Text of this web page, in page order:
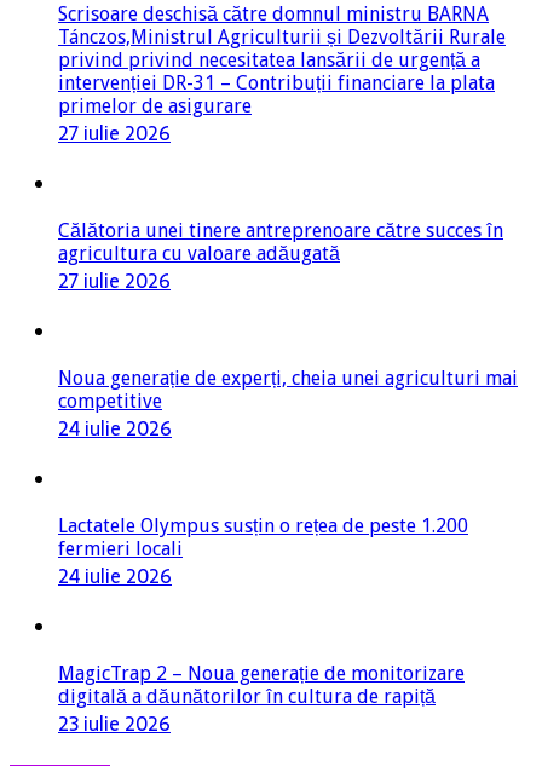
Scrisoare deschisă către domnul ministru BARNA
Tánczos,Ministrul Agriculturii și Dezvoltării Rurale
privind privind necesitatea lansării de urgență a
intervenției DR-31 – Contribuții financiare la plata
primelor de asigurare
27 iulie 2026
Călătoria unei tinere antreprenoare către succes în
agricultura cu valoare adăugată
27 iulie 2026
Noua generație de experți, cheia unei agriculturi mai
competitive
24 iulie 2026
Lactatele Olympus susțin o rețea de peste 1.200
fermieri locali
24 iulie 2026
MagicTrap 2 – Noua generație de monitorizare
digitală a dăunătorilor în cultura de rapiță
23 iulie 2026